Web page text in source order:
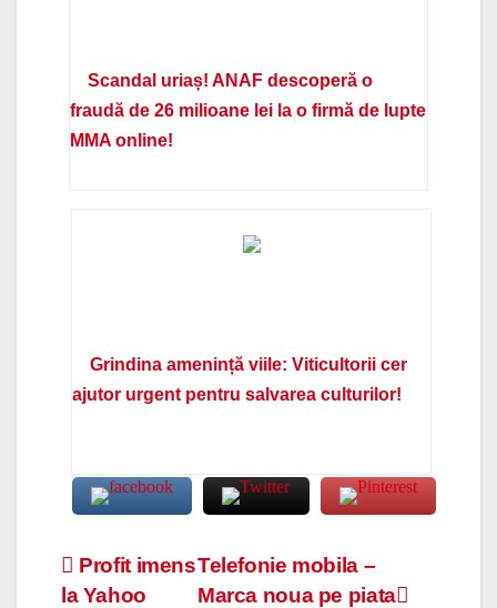
Scandal uriaș! ANAF descoperă o
fraudă de 26 milioane lei la o firmă de lupte
MMA online!
Grindina amenință viile: Viticultorii cer
ajutor urgent pentru salvarea culturilor!
NavigareTelefonie mobila –
Marca noua pe piata
Profit imens
la Yahoo